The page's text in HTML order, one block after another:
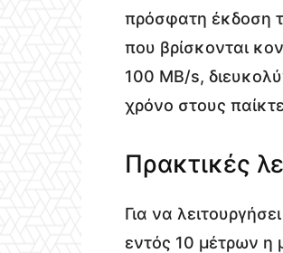
πρόσφατη έκδοση
που βρίσκονται
100 MB/s,
χρόνο στους
Πρακτικές
Για να
εντός 10 μέτρων η